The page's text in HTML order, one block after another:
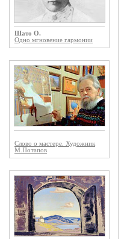
Шато О.
Одно мгновение гармонии
Слово о мастере. Художник
М.Потапов